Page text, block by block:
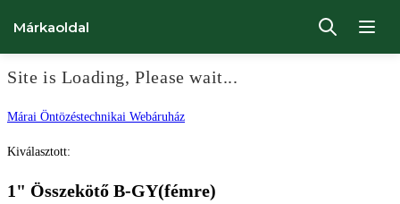
Site is Loading, Please wait...
Ugrás
Márai Öntözéstechnikai Webáruház
Márkaoldal
Kiválasztott:
1" Összekötő B-GY(fémre)